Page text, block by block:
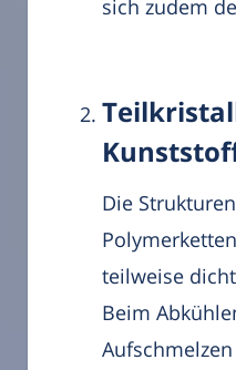
sich zudem
Die
teilweise
Beim